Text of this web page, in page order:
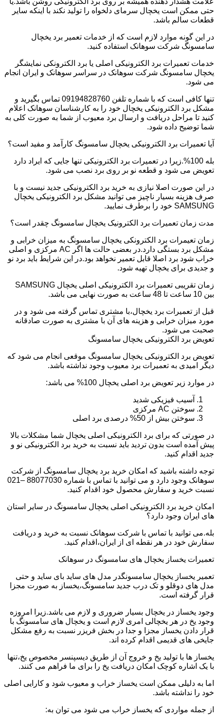
حتی ممکن است یخچال سرمای دلخواه را تولید نکند با اینکه سایر
قطعات سالم باشد.
در این گونه موارد لازم است که از خدمات تعمیر برد یخچال
سامسونگ شرکت سوهانک استفاده کنید.
خدمات تعمیرات برد الکترونیکی اصلی یا برد الکترونکی نمایشگر
یخچال سامسونگ شرکت سوهانک در سراسر سوهانک و ایران انجام
می شود.
تنها کافی است که با شماره تلفن 09194828760 تماس بگیرید و
مشکل برد الکترونیکی یخچال خود را به کارشناسان سوهانک اعلام
کنید تا مراحل دریافت و ارسال برد معیوب از شما به صورت کلی به
شما توضیح داده شود.
آیا تعمیرات برد الکترونیکی یخچال سامسونگ کارآمد و مفید است؟
بله 100%.زیرا در تعمیرات برد الکترونیکی تنها جایی که ایراد دارد
تعویض می شود و قطعه نو بر روی برد نصب می شود.
در این صورت اصلا نیازی به خرید برد الکترونیکی جدید نیست و با
صرف هزینه بسیار ناچیز می توانید مشکل برد الکترونیکی یخچال
SAMSUNG خود را برطرف نمایید.
مدت زمان تعمیرات برد الکترونیک یخچال سامسونگ چقدر است؟
زمان تعیمرات برد الکترونکی یخچال سامسونگ به میزان خرابی و
مشکل برد بستگی دارد.در بعضی حالت ها اگر AC مرکزی و اصلی
خراب شود برد اصلا قابل تعمیر نخواهد بود.در این شرایط باید برد نو
و جدیدی برای یخچال تهیه شود.
زمان تقریبی تعمیرات برد الکترونیکی اصلی یخچال SAMSUNG
بین 10 ساعت تا 48 ساعت به صورت نهایی می باشد.
قبل از تعمیرات برد یخچال،با مشتری تماس گرفته می شود و در
مورد میزان خرابی و هزینه های آن با مشتری به صورت صادقانه
صحبت می شود.
تعویض برد الکترونیکی یخچال سامسونگ
تعویض برد الکترونیکی یخچال سامسونگ موقعی انجام می شود که
دیگر امیدی به تعمیرات برد معیوب وجود نداشته باشد.
در موارد زیر تعویض برد اصلی یخچال 100% می باشد:
آسیب فیزیکی شدید
سوختن AC مرکزی
سوختن بیش از 50% درصدی برد اصلی
در صورتی که برای برد الکترونیکی اصلی یخچال شما مشکلات بالا
پیش آمده است بدون تردید باید نسبت به خرید برد الکترونیکی نو و
جدید اقدام کنید.
توجه داشته باشید که امکان خرید برد یخچال سامسونگ از شرکت
سوهانک وجود دارد و می توانید با تماس با شماره 88077030 –021
نسبت خرید و سفارش محصول خود اقدام کنید.
امکان خرید برد الکترونیکی اصلی یخچال سامسونگ در سایر استان
های ایران وجود دارد؟
بله.می توانید با تماس با شرکت سوهانک نسبت به خرید و دریافت
سفارش خود در هر نقطه ای از ایران،اقدام کنید.
تعمیرات یخساز یخچال های سامسونگ در سوهانک
تعمیر یخساز یخچال سامسونگدر مدل های ساید بای ساید و حتی
مدل های دوقلو و تک درب جدید سامسونگ،یخساز به صورت مجزا
قرار گرفته است.
وجود یخساز در یخچال بسیار ضروری و لازم می باشد.زیرا امروزه
وجود یخ در هر یخچالی امری لازم است و یخچال های سامسونگ با
قرار دادن یخساز مجزا و جدا در بخش فریزر نسبت به رفع مشکل
جایخی های قدیمی اقدام کرده اند.
یخساز ها با تولید یخ و خروج آن از طریق دیسپنسر مخصوص یخ،تنها
با یک اشاره کوچک امکان دریافت یخ را برای ما فراهم می کنند.
اما به دلیلی ممکن است یخساز خراب و معیوب شود و کارایی اصلی
خود را نداشته باشد.
از جمله مواردی که یخساز خراب می شود می توان به: